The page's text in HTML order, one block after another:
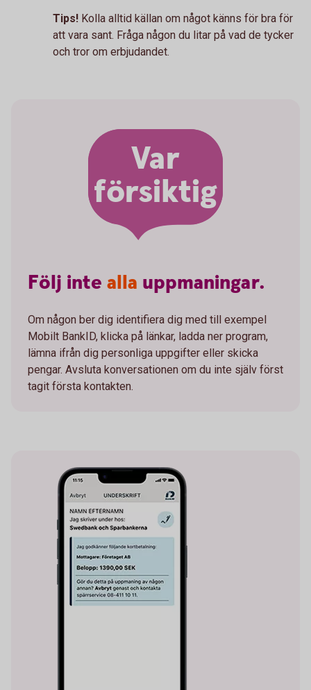
Tips! Kolla alltid källan om något känns för bra för
att vara sant. Fråga någon du litar på vad de tycker
och tror om erbjudandet.
Var
försiktig
Följ inte alla uppmaningar.
Om någon ber dig identifiera dig med till exempel
Mobilt BankID, klicka på länkar, ladda ner program,
lämna ifrån dig personliga uppgifter eller skicka
pengar. Avsluta konversationen om du inte själv först
tagit första kontakten.